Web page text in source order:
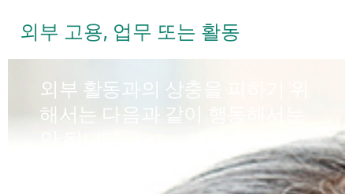
외부 고용, 업무 또는 활동
외부 활동과의 상충을 피하기 위
해서는 다음과 같이 행동해서는